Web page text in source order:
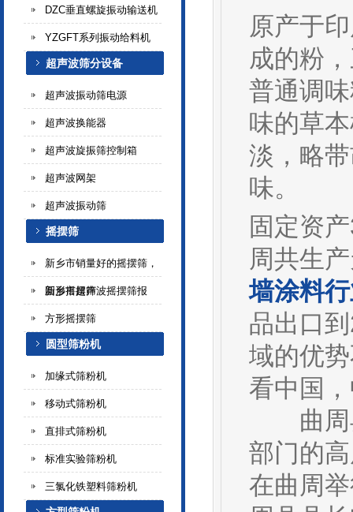
DZC垂直螺旋振动输送机
YZGFT系列振动给料机
超声波筛分设备
超声波振动筛电源
超声波换能器
超声波旋振筛控制箱
超声波网架
超声波振动筛
摇摆筛
新乡市销量好的摇摆筛，
新乡市超声波摇摆筛报
圆形摇摆筛
方形摇摆筛
圆型筛粉机
加缘式筛粉机
移动式筛粉机
直排式筛粉机
标准实验筛粉机
三氯化铁塑料筛粉机
原产于
成的粉
普通调
味的草
淡，略
味。
固定资
周共生
墙涂料
品出口
域的优
看中国
曲周县
部门的
在曲周